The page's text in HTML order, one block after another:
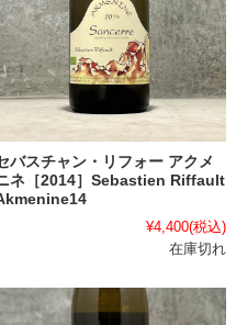
バスチャン・リフォー アクメ
ネ［2014］Sebastien Riffault
¥4,400(税込)
在庫切れ